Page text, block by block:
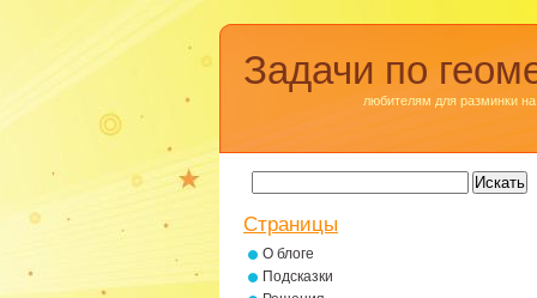
Задачи по
любителям для разминки на
Страницы
О блоге
Подсказки